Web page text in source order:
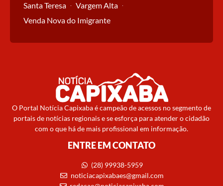
Santa Teresa
Vargem Alta
Venda Nova do Imigrante
O Portal Notícia Capixaba é campeão de acessos no segmento de
portais de notícias regionais e se esforça para atender o cidadão
com o que há de mais profissional em informação.
ENTRE EM CONTATO
(28) 99938-5959
noticiacapixabaes@gmail.com